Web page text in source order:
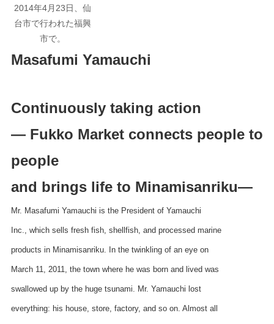
2014年4月23日、仙
台市で行われた福興
市で。
Masafumi Yamauchi
Continuously taking action
― Fukko Market connects people to
people
and brings life to Minamisanriku―
Mr. Masafumi Yamauchi is the President of Yamauchi
Inc., which sells fresh fish, shellfish, and processed marine
products in Minamisanriku. In the twinkling of an eye on
March 11, 2011, the town where he was born and lived was
swallowed up by the huge tsunami. Mr. Yamauchi lost
everything: his house, store, factory, and so on. Almost all